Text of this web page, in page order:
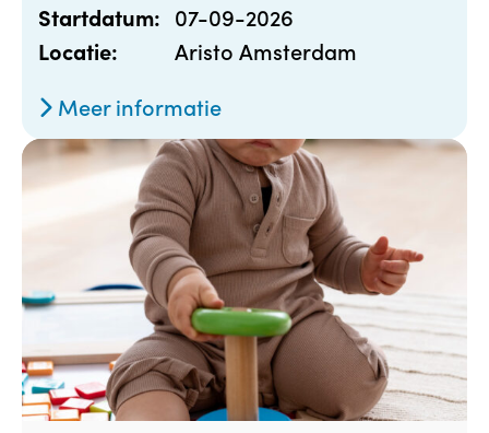
Startdatum: 07-09-2026
Locatie:
Aristo Amsterdam
Meer informatie